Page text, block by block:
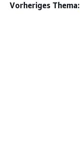
Vorheriges Thema: